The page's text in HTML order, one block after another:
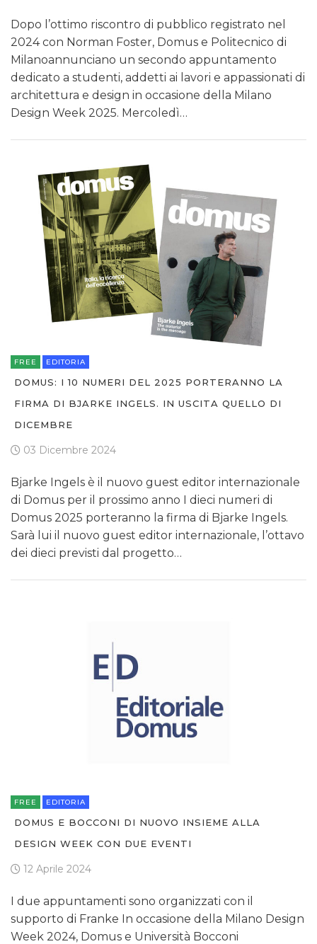
Dopo l’ottimo riscontro di pubblico registrato nel
2024 con Norman Foster, Domus e Politecnico di
Milanoannunciano un secondo appuntamento
dedicato a studenti, addetti ai lavori e appassionati di
architettura e design in occasione della Milano
Design Week 2025. Mercoledì…
FREE EDITORIA
DOMUS: I 10 NUMERI DEL 2025 PORTERANNO LA
FIRMA DI BJARKE INGELS. IN USCITA QUELLO DI
DICEMBRE
03 Dicembre 2024
Bjarke Ingels è il nuovo guest editor internazionale
di Domus per il prossimo anno I dieci numeri di
Domus 2025 porteranno la firma di Bjarke Ingels.
Sarà lui il nuovo guest editor internazionale, l’ottavo
dei dieci previsti dal progetto…
FREE EDITORIA
DOMUS E BOCCONI DI NUOVO INSIEME ALLA
DESIGN WEEK CON DUE EVENTI
12 Aprile 2024
I due appuntamenti sono organizzati con il
supporto di Franke In occasione della Milano Design
Week 2024, Domus e Università Bocconi